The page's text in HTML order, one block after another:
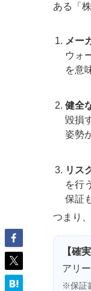
ある「
メー
ウォ
を意
健全
毀損
姿勢
リス
を行
保証
つまり
【確
アリ
※保証